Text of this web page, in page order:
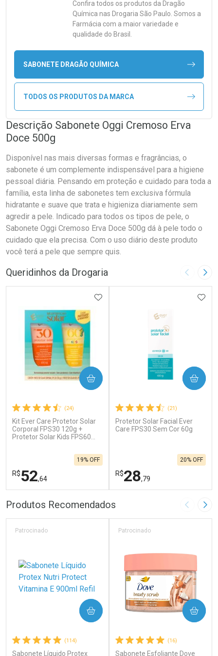
Confira todos os produtos da Dragão
Química nas Drogaria São Paulo. Somos a
Farmácia com a maior variedade e
qualidade do Brasil.
SABONETE DRAGÃO QUÍMICA
TODOS OS PRODUTOS DA MARCA
Descrição Sabonete Oggi Cremoso Erva
Doce 500g
Disponível nas mais diversas formas e fragrâncias, o
sabonete é um complemente indispensável para a higiene
pessoal diária. Pensando em proteção e cuidado para toda a
família, esta linha de sabonetes tem exclusiva fórmula
hidratante e suave que trata e higieniza diariamente sem
agredir a pele. Indicado para todos os tipos de pele, o
Sabonete Oggi Cremoso Erva Doce 500g dá à pele todo o
cuidado que ela precisa. Com o uso diário deste produto
você terá a pele que sempre quis.
Queridinhos da Drogaria Imagem
(24)
Kit Ever Care Protetor Solar
Corporal FPS30 120g +
Protetor Solar Kids FPS60
R$52,64
19% OFF
ADICIONAR AOS FAVORITOS
COMPRAR
FECHAR
Laboratório
Ativar Desconto
FECHAR
Por Menos
(21)
Protetor Solar Facial Ever
Care FPS30 Sem Cor 60g
R$28,79
20% OFF
COMPRAR
Laboratório
Ativar Desconto
Por Menos
Produtos Recomendados Imagem
(114)
Sabonete Líquido Protex
Patrocinado
COMPRAR
(16)
Sabonete Esfoliante Dove
Patrocinado
COMPRAR